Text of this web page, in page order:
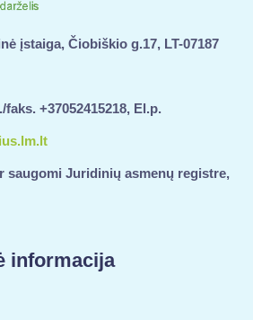
įstaiga, Čiobiškio g.17, LT-07187
faks. +37052415218, El.p.
saugomi Juridinių asmenų registre,
informacija